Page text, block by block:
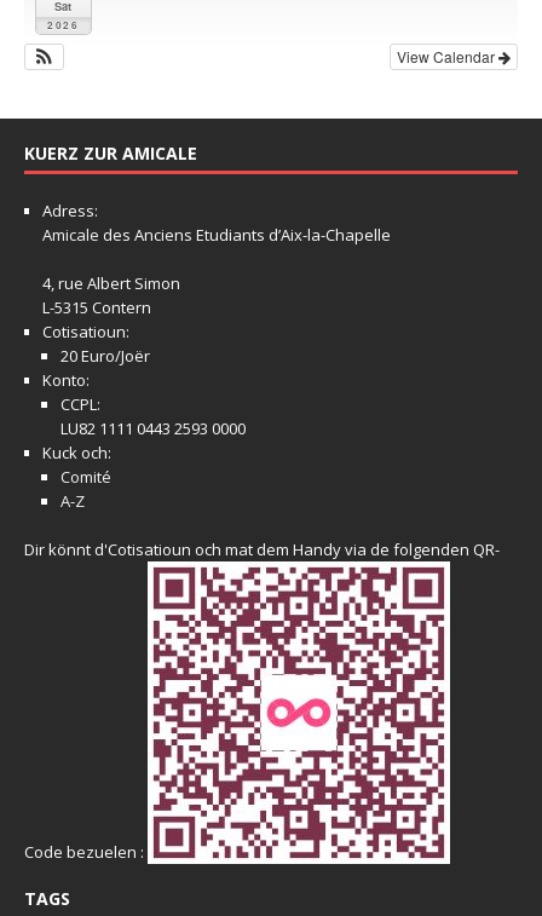
Sat
2026
View Calendar
KUERZ ZUR AMICALE
Adress:
Amicale des Anciens Etudiants d’Aix-la-Chapelle
4, rue Albert Simon
L-5315 Contern
Cotisatioun:
20 Euro/Joër
Konto:
CCPL:
LU82 1111 0443 2593 0000
Kuck och:
Comité
A-Z
Dir könnt d'Cotisatioun och mat dem Handy via de folgenden QR-
Code bezuelen :
TAGS